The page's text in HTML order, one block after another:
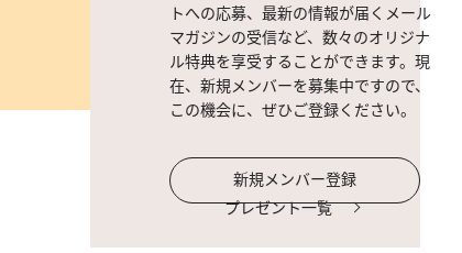
トへの応募、最新の情報が届くメール
マガジンの受信など、数々のオリジナ
ル特典を享受することができます。現
在、新規メンバーを募集中ですので、
この機会に、ぜひご登録ください。
新規メンバー登録
プレゼント一覧